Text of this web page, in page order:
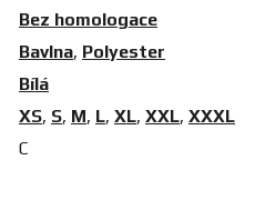
Bez homologace
Bavlna, Polyester
Bílá
XS, S, M, L, XL, XXL, XXXL
C